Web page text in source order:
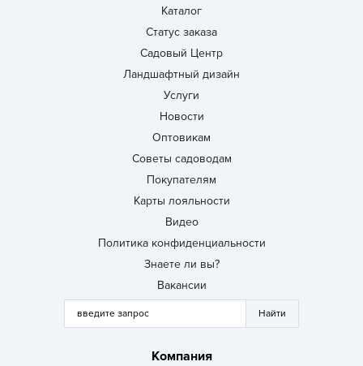
Каталог
Статус заказа
Садовый Центр
Ландшафтный дизайн
Услуги
Новости
Оптовикам
Советы садоводам
Покупателям
Карты лояльности
Видео
Политика конфиденциальности
Знаете ли вы?
Вакансии
Компания